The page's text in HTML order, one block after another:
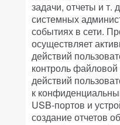
задачи, отчеты и т.
системных
событиях в сети.
осуществляет
действий
контроль файловой
действий
к
USB-портов и
создание отчетов